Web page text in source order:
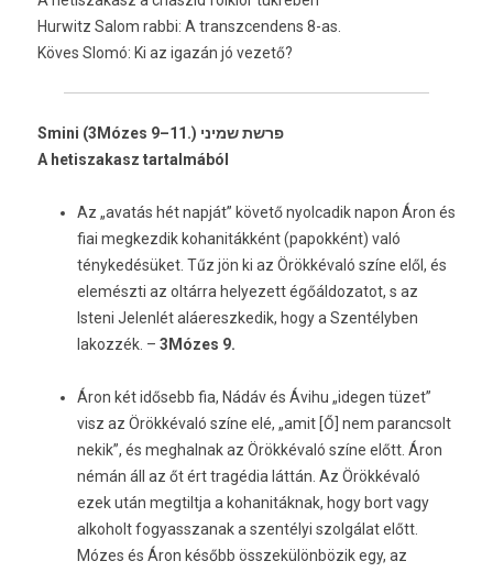
Hur­witz Salom rabbi: A trans­zcen­dens 8-as.
Köves Slomó: Ki az igazán jó vezető?
Smini (3Mózes 9–11.) פרשת שמיני
A hetis­zakasz tar­talmából
Az „avatás hét napját” követő nyolcadik napon Áron és
fiai megkezdik kohanitákként (papokként) való
ténykedésüket. Tűz jön ki az Örökkévaló színe elől, és
elemészti az oltárra helyezett égőáldozatot, s az
Isteni Jelenlét aláereszkedik, hogy a Szentélyben
lakozzék. – 3Mózes 9.
Áron két idősebb fia, Nádáv és Ávihu „idegen tüzet”
visz az Örökkévaló színe elé, „amit [Ő] nem parancsolt
nekik”, és meghalnak az Örökkévaló színe előtt. Áron
némán áll az őt ért tragédia láttán. Az Örökkévaló
ezek után megtiltja a kohanitáknak, hogy bort vagy
alkoholt fogyasszanak a szentélyi szolgálat előtt.
Mózes és Áron később összekülönbözik egy, az